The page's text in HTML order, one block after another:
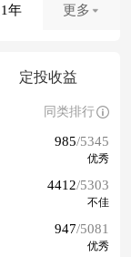
年 更多
定投收益
同类排行
985/5345
优秀
4412/5303
不佳
947/5081
优秀